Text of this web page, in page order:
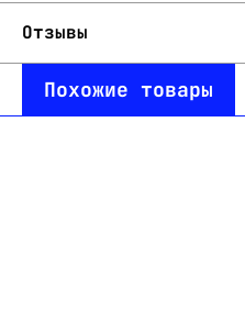
Отзывы
Похожие товары